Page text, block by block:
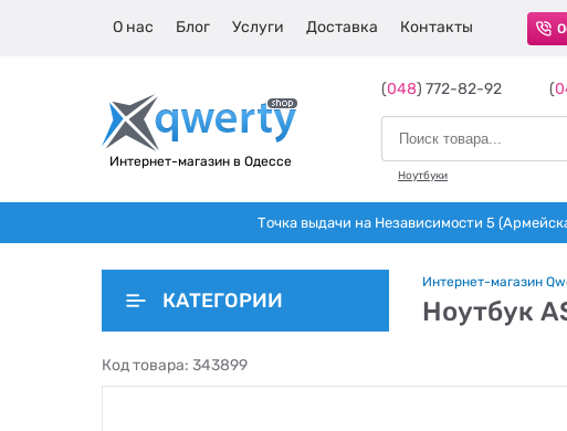
О нас Блог Услуги Доставка Контакты
Интернет-магазин в Одессе
(048) 772-82-92 (
Ноутбуки
Точка выдачи на Независимости 5
КАТЕГОРИИ
Интернет-магазин
Ноутбук
Код товара: 343899